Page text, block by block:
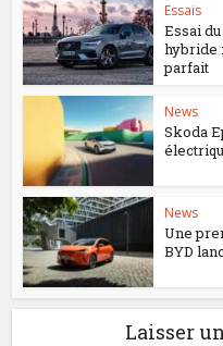
Essais
Essai
hybride
parfait
News
Skoda
News
Une
BYD
Laisser